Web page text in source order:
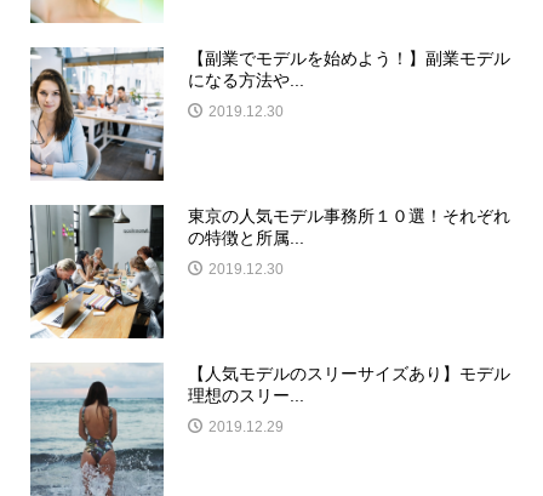
【副業でモデルを始めよう！】副業モデル
になる方法や...
2019.12.30
東京の人気モデル事務所１０選！それぞれ
の特徴と所属...
2019.12.30
【人気モデルのスリーサイズあり】モデル
理想のスリー...
2019.12.29